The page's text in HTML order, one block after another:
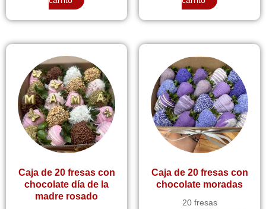
Caja de 20 fresas con
chocolate día de la
madre rosado
Caja de 20 fresas con
chocolate moradas
20 fresas